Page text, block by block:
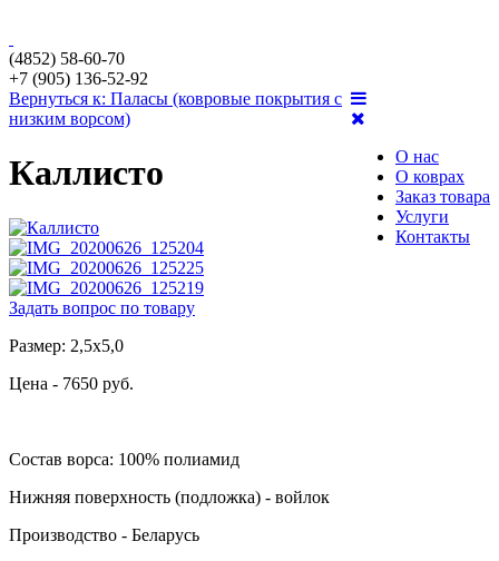
(4852) 58-60-70
+7 (905) 136-52-92
О нас
О коврах
Заказ товара
Услуги
Контакты
Вернуться к: Паласы (ковровые покрытия с
низким ворсом)
Каллисто
Задать вопрос по товару
Размер: 2,5х5,0
Цена - 7650 руб.
Состав ворса: 100% полиамид
Нижняя поверхность (подложка) - войлок
Производство - Беларусь